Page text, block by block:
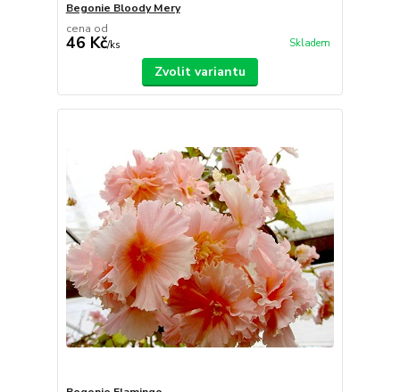
Begonie Bloody Mery
cena od
46 Kč/ks Skladem
Zvolit variantu